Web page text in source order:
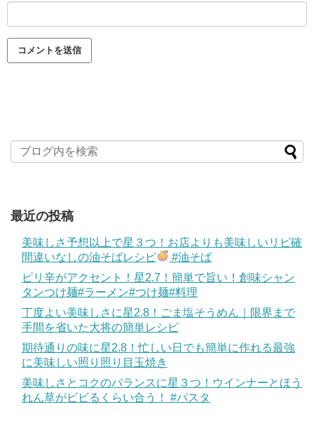
最近の投稿
美味しさ予想以上で星３つ！お店よりも美味しいリピ確
間違いなしの油そばレシピ
#油そば
ピリ辛がアクセント！星2.7！簡単で旨い！創味シャン
タンつけ麺#ラーメン#つけ麺#料理
丁度よい美味しさに星2.8！ごま塩そうめん｜限界まで
手間を省いた大将の簡単レシピ
期待通りの味に星2.8！忙しい日でも簡単に作れる最強
に美味しい照り照り目玉焼き
美味しさとコクのバランスに星３つ！ウインナーとほう
れん草がビビるくらい合う！ #パスタ